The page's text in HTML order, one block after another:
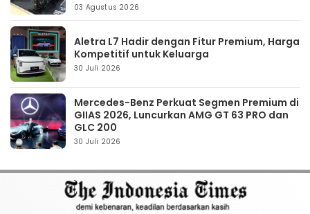
03 Agustus 2026
Aletra L7 Hadir dengan Fitur Premium, Harga
Kompetitif untuk Keluarga
30 Juli 2026
Mercedes-Benz Perkuat Segmen Premium di
GIIAS 2026, Luncurkan AMG GT 63 PRO dan
GLC 200
30 Juli 2026